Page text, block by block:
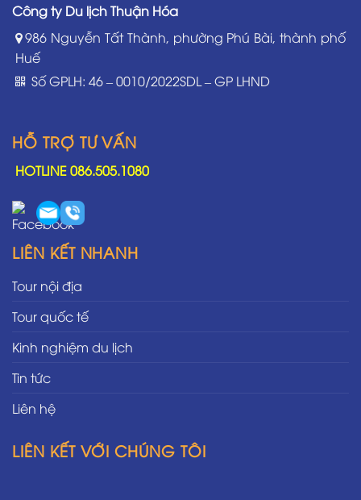
Công ty Du lịch Thuận Hóa
986 Nguyễn Tất Thành, phường Phú Bài, thành phố
Huế
Số GPLH: 46 – 0010/2022SDL – GP LHND
HỖ TRỢ TƯ VẤN
HOTLINE 086.505.1080
LIÊN KẾT NHANH
Tour nội địa
Tour quốc tế
Kinh nghiệm du lịch
Tin tức
Liên hệ
LIÊN KẾT VỚI CHÚNG TÔI